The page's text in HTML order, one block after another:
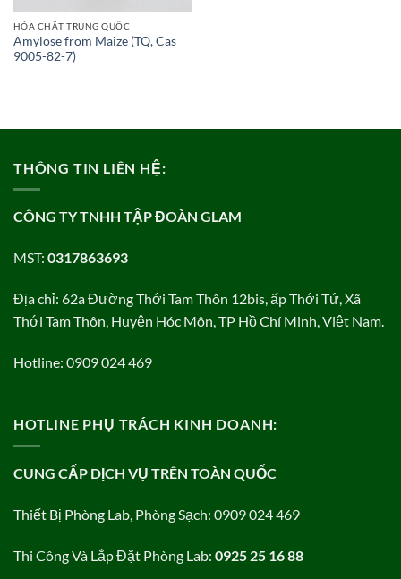
HÓA CHẤT TRUNG QUỐC
Amylose from Maize (TQ, Cas
9005-82-7)
THÔNG TIN LIÊN HỆ:
CÔNG TY TNHH TẬP ĐOÀN GLAM
MST: 0317863693
Địa chỉ: 62a Đường Thới Tam Thôn 12bis, ấp Thới Tứ, Xã
Thới Tam Thôn, Huyện Hóc Môn, TP Hồ Chí Minh, Việt Nam.
Hotline: 0909 024 469
HOTLINE PHỤ TRÁCH KINH DOANH:
CUNG CẤP DỊCH VỤ TRÊN TOÀN QUỐC
Thiết Bị Phòng Lab, Phòng Sạch: 0909 024 469
Thi Công Và Lắp Đặt Phòng Lab: 0925 25 16 88